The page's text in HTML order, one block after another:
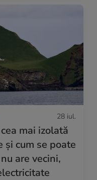
28 iul.
mai izolată
și cum se poate
are vecini,